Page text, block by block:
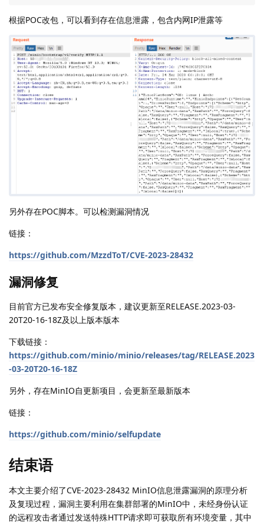
根据POC改包，可以看到存在信息泄露，包含内网IP泄露等
另外存在POC脚本。可以检测漏洞情况
链接：
https://github.com/MzzdToT/CVE-2023-28432
漏洞修复
目前官方已发布安全修复版本，建议更新至RELEASE.2023-03-
20T20-16-18Z及以上版本版本
下载链接：
https://github.com/minio/minio/releases/tag/RELEASE.2023
-03-20T20-16-18Z
另外，存在MinIO自更新项目，会更新至最新版本
链接：
https://github.com/minio/selfupdate
结束语
本文主要介绍了CVE-2023-28432 MinIO信息泄露漏洞的原理分析
及复现过程，漏洞主要利用在集群部署的MinIO中，未经身份认证
的远程攻击者通过发送特殊HTTP请求即可获取所有环境变量，其中